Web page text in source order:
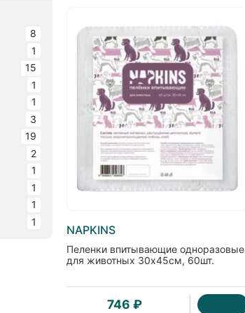
8
1
15
1
1
3
19
2
1
1
1
1
NAPKINS
Пеленки впитывающие одноразовые
для животных 30х45см, 60шт.
746 ₽